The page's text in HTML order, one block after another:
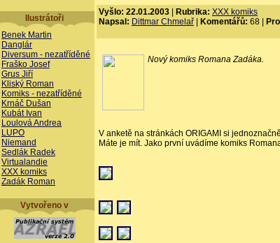
Ilustrátoři
Benek Martin
Danglár
Diversum - nezatříděné
Fraško Josef
Grus Jiří
Kliský Roman
Komiks - nezatříděné
Krnáč Dušan
Kubát Ivan
Loulová Andrea
LUPO
Niemand
Sedlák Radek
Virtualandie
XXX komiks
Zadák Roman
Vytvořeno v
Vyšlo: 22.01.2003 Rubrika: XXX komiks
Napsal: Dittmar Chmelař Komentářů: 68 |
Nový komiks Romana Zadáka.
V anketě na stránkách ORIGAMI si
Máte je mít. Jako první uvádíme komiks